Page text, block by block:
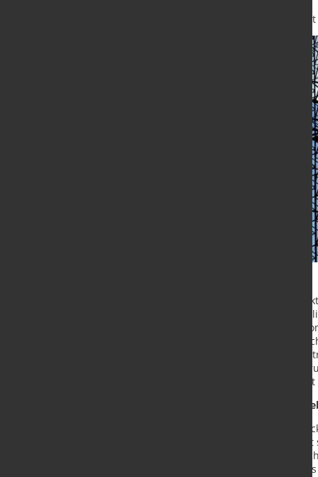
von Angelika Albrecht
Der europäische
kostengünstige und
Reformvorschlag möchte die EU-
auch den Ausstieg aus Erdgas
vorhersehbarer zu gestalten, um
Letztendlich geht es aber auch
machen. Wie muss der
Effiziente Preisbildung durch
Das Wichtigste bleibt: Das
kurzfristigen "Spotmärkten"
benötigt werden, um die
Kommissionsvorschlag möchte